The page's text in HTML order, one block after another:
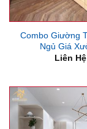
Combo Giường
Ngủ Giá
Liên Hệ